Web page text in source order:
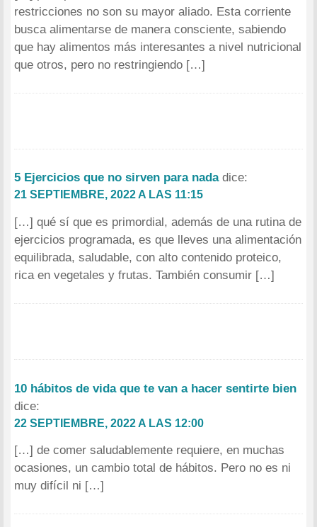
restricciones no son su mayor aliado. Esta corriente
busca alimentarse de manera consciente, sabiendo
que hay alimentos más interesantes a nivel nutricional
que otros, pero no restringiendo […]
5 Ejercicios que no sirven para nada dice:
21 SEPTIEMBRE, 2022 A LAS 11:15
[…] qué sí que es primordial, además de una rutina de
ejercicios programada, es que lleves una alimentación
equilibrada, saludable, con alto contenido proteico,
rica en vegetales y frutas. También consumir […]
10 hábitos de vida que te van a hacer sentirte bien
dice:
22 SEPTIEMBRE, 2022 A LAS 12:00
[…] de comer saludablemente requiere, en muchas
ocasiones, un cambio total de hábitos. Pero no es ni
muy difícil ni […]